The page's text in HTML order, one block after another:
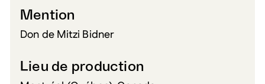
Mention
Don de Mitzi Bidner
Lieu de production